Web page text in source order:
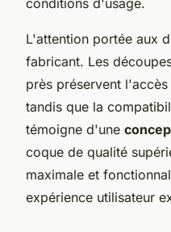
L'attention portée aux
fabricant. Les
près préservent
tandis que la
témoigne d'une
coque de qualité
maximale et
expérience utilisateur